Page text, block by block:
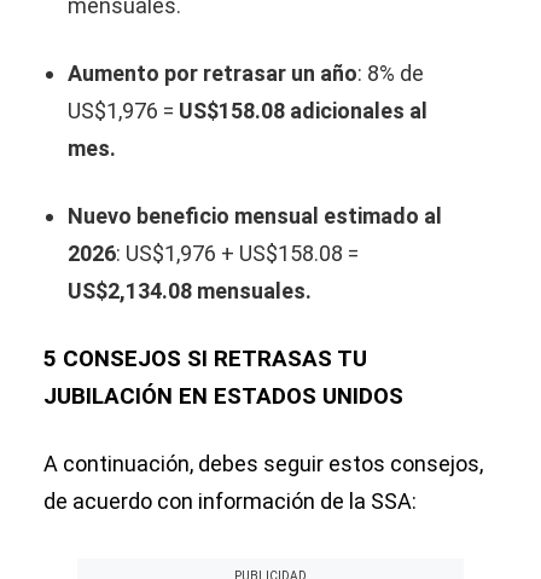
mensuales.
Aumento por retrasar un año: 8% de
US$1,976 = US$158.08 adicionales al
mes.
Nuevo beneficio mensual estimado al
2026: US$1,976 + US$158.08 =
US$2,134.08 mensuales.
5 CONSEJOS SI RETRASAS TU
JUBILACIÓN EN ESTADOS UNIDOS
A continuación, debes seguir estos consejos,
de acuerdo con información de la SSA: